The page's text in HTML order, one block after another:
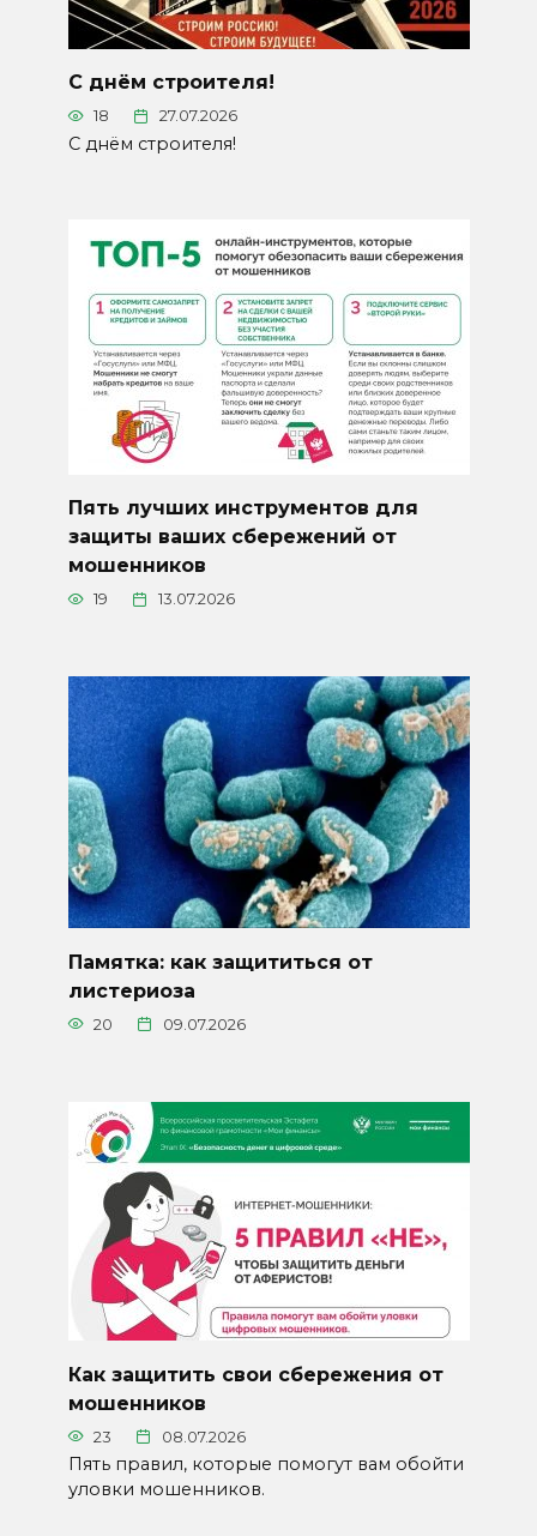
С днём строителя!
18 27.07.2026
С днём строителя!
Пять лучших инструментов для
защиты ваших сбережений от
мошенников
19 13.07.2026
Памятка: как защититься от
листериоза
20 09.07.2026
Как защитить свои сбережения от
мошенников
23 08.07.2026
Пять правил, которые помогут вам обойти
уловки мошенников.